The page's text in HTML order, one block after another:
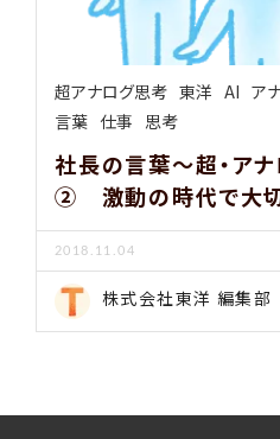
超アナログ思考 東洋 AI ア
言葉 仕事 思考
社長の言葉～超・ア
② 激動の時代で大切
2018.11.04
株式会社東洋 編集部